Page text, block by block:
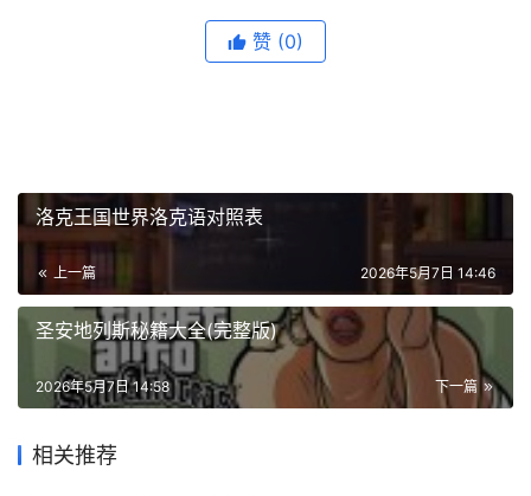
赞 (0)
洛克王国世界洛克语对照表
上一篇 2026年5月7日 14:46
圣安地列斯秘籍大全(完整版)
下一篇
2026年5月7日 14:58
相关推荐